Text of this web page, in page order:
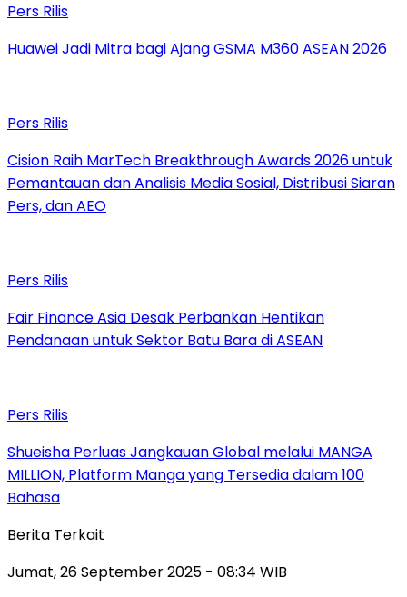
Pers Rilis
Huawei Jadi Mitra bagi Ajang GSMA M360 ASEAN 2026
Pers Rilis
Cision Raih MarTech Breakthrough Awards 2026 untuk
Pemantauan dan Analisis Media Sosial, Distribusi Siaran
Pers, dan AEO
Pers Rilis
Fair Finance Asia Desak Perbankan Hentikan
Pendanaan untuk Sektor Batu Bara di ASEAN
Pers Rilis
Shueisha Perluas Jangkauan Global melalui MANGA
MILLION, Platform Manga yang Tersedia dalam 100
Bahasa
Berita Terkait
Jumat, 26 September 2025 - 08:34 WIB